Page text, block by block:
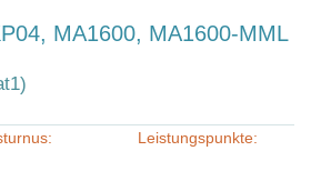
MA1600, MA1600-MML
Leistungspunkte: